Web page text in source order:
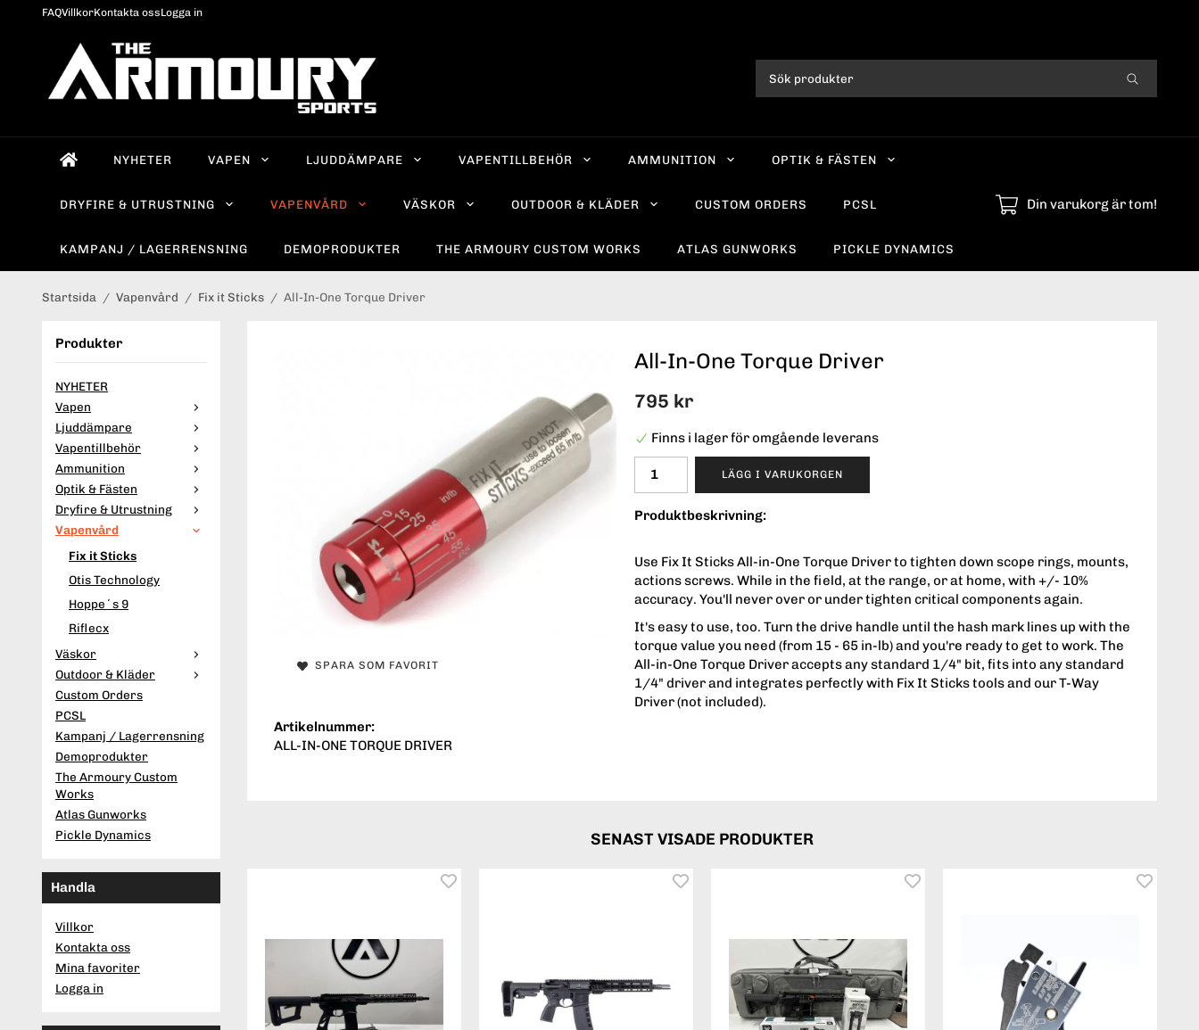
FAQVillkorKontakta ossLogga in
NYHETER VAPEN LJUDDÄMPARE VAPENTILLBEHÖR AMMUNITION OPTIK & FÄSTEN
DRYFIRE & UTRUSTNING VAPENVÅRD VÄSKOR OUTDOOR & KLÄDER CUSTOM ORDERS PCSL
KAMPANJ / LAGERRENSNING DEMOPRODUKTER THE ARMOURY CUSTOM WORKS ATLAS GUNWORKS PICKLE DYNAMICS
Din varukorg är tom!
Startsida / Vapenvård / Fix it Sticks / All-In-One Torque Driver
Produkter
NYHETER
Vapen
Ljuddämpare
Vapentillbehör
Ammunition
Optik & Fästen
Dryfire & Utrustning
Vapenvård
Fix it Sticks
Otis Technology
Hoppe´s 9
Riflecx
Väskor
Outdoor & Kläder
Custom Orders
PCSL
Kampanj / Lagerrensning
Demoprodukter
The Armoury Custom
Works
Atlas Gunworks
Pickle Dynamics
Handla
Villkor
Kontakta oss
Mina favoriter
Logga in
All-In-One Torque Driver
795 kr
Finns i lager för omgående leverans
LÄGG I VARUKORGEN
Produktbeskrivning:
Use Fix It Sticks All-in-One Torque Driver to tighten down scope rings, mounts,
actions screws. While in the field, at the range, or at home, with +/- 10%
accuracy. You'll never over or under tighten critical components again.
It's easy to use, too. Turn the drive handle until the hash mark lines up with the
torque value you need (from 15 - 65 in-lb) and you're ready to get to work. The
All-in-One Torque Driver accepts any standard 1/4" bit, fits into any standard
1/4" driver and integrates perfectly with Fix It Sticks tools and our T-Way
Driver (not included).
SPARA SOM FAVORIT
Artikelnummer:
ALL-IN-ONE TORQUE DRIVER
SENAST VISADE PRODUKTER